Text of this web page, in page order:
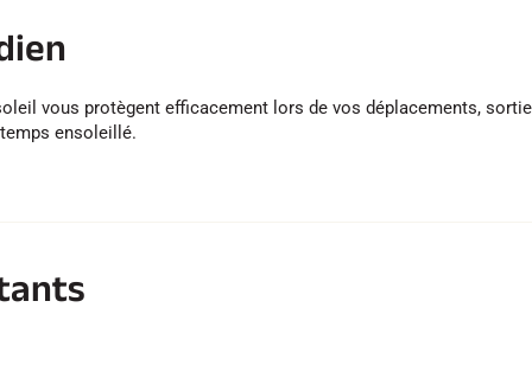
vous protègent efficacement lors de vos déplacements,
ensoleillé.